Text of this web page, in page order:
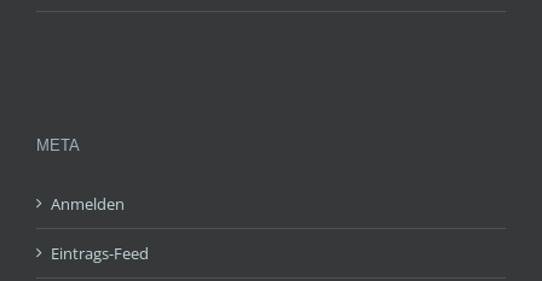
META
Anmelden
Eintrags-Feed